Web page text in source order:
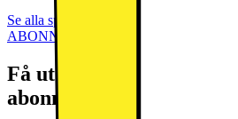
Se alla specifikationer
ABONNEMANG
Få ut det mesta av din
abonnemang